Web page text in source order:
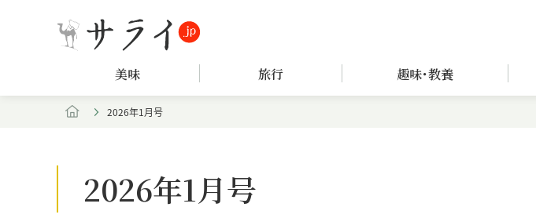
美味 旅行 趣味･教養
2026年1月号
2026年1月号